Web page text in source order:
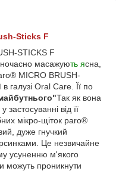
Sticks F
STICKS F
масажують ясна,
MICRO BRUSH-
галузі Oral Care. Її по
Так як вона
від її
мікро-щіток paro®
дуже гнучкий
Це незвичайне
усуненню м'якого
можуть проникнути